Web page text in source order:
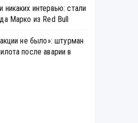
интервью: стали
Марко из Red Bull
не было»: штурман
после аварии в